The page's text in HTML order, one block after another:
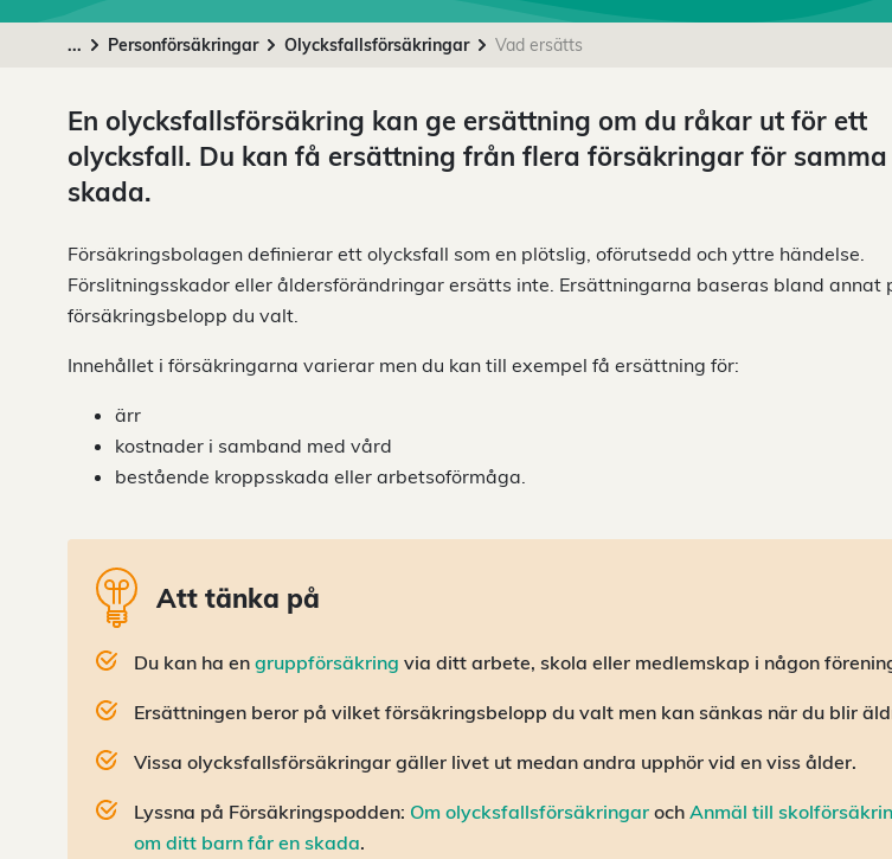
... Personförsäkringar Olycksfallsförsäkringar Vad ersätts
En olycksfallsförsäkring kan ge ersättning om du råkar ut för ett
olycksfall. Du kan få ersättning från flera försäkringar för samma
skada.
Försäkringsbolagen definierar ett olycksfall som en plötslig, oförutsedd och yttre händelse.
Förslitningsskador eller åldersförändringar ersätts inte. Ersättningarna baseras bland annat
försäkringsbelopp du valt.
Innehållet i försäkringarna varierar men du kan till exempel få ersättning för:
ärr
kostnader i samband med vård
bestående kroppsskada eller arbetsoförmåga.
Att tänka på
Du kan ha en gruppförsäkring via ditt arbete, skola eller medlemskap i någon
Ersättningen beror på vilket försäkringsbelopp du valt men kan sänkas när du blir
Vissa olycksfallsförsäkringar gäller livet ut medan andra upphör vid en viss ålder.
Lyssna på Försäkringspodden: Om olycksfallsförsäkringar och Anmäl till
om ditt barn får en skada.